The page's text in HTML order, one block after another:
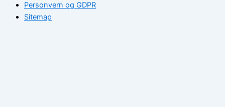
Personvern og GDPR
Sitemap